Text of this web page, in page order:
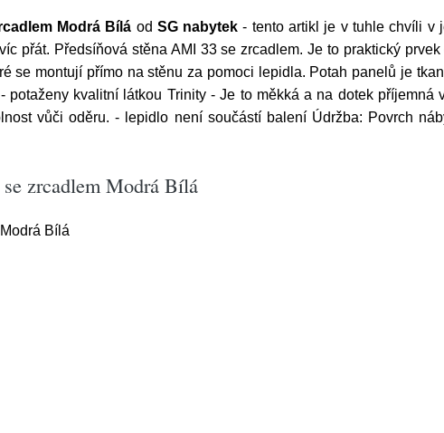
Modrá Bílá od SG nabytek - tento artikl je v tuhle chvíli v
přát. Předsíňová stěna AMI 33 se zrcadlem. Je to praktický
se montují přímo na stěnu za pomoci lepidla. Potah panelů je
kvalitní látkou Trinity - Je to měkká a na dotek příjemná
vůči oděru. - lepidlo není součástí balení Údržba: Povrch
zrcadlem Modrá Bílá
Bílá